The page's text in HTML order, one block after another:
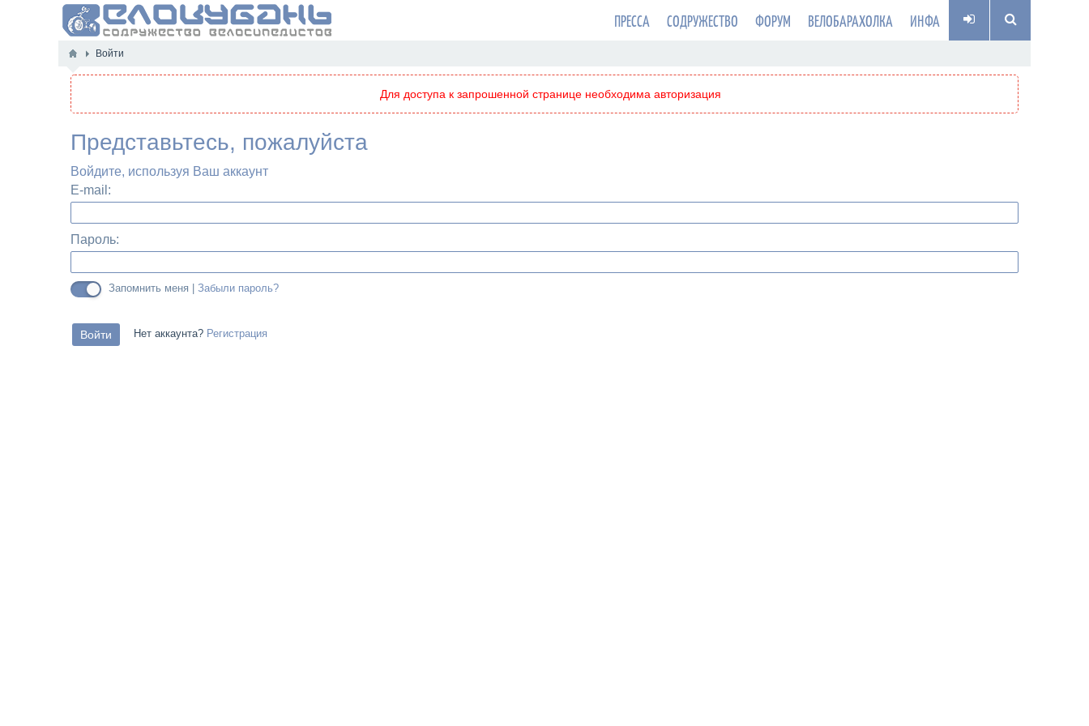
ПРЕССА СОДРУЖЕСТВО ФОРУМ ВЕЛОБАРАХОЛКА ИНФА
Войти
Для доступа к запрошенной странице необходима авторизация
Представьтесь, пожалуйста
Войдите, используя Ваш аккаунт
E-mail:
Пароль:
Запомнить меня | Забыли пароль?
Нет аккаунта? Регистрация